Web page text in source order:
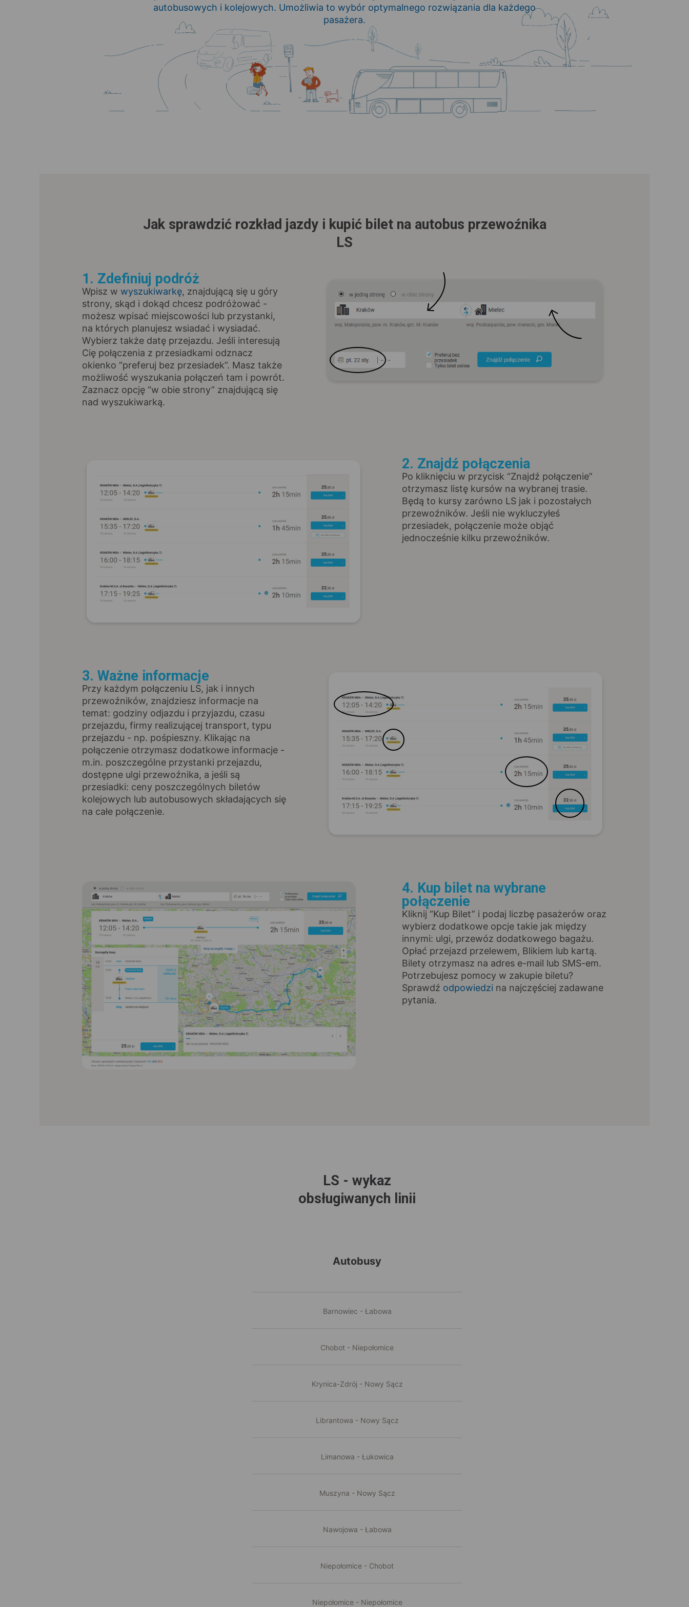
autobusowych i kolejowych. Umożliwia to wybór optymalnego rozwiązania dla każdego
pasażera.
Jak sprawdzić rozkład jazdy i kupić bilet na autobus przewoźnika
LS
1. Zdefiniuj podróż
Wpisz w wyszukiwarkę, znajdującą się u góry
strony, skąd i dokąd chcesz podróżować -
możesz wpisać miejscowości lub przystanki,
na których planujesz wsiadać i wysiadać.
Wybierz także datę przejazdu. Jeśli interesują
Cię połączenia z przesiadkami odznacz
okienko “preferuj bez przesiadek”. Masz także
możliwość wyszukania połączeń tam i powrót.
Zaznacz opcję “w obie strony” znajdującą się
nad wyszukiwarką.
2. Znajdź połączenia
Po kliknięciu w przycisk “Znajdź połączenie”
otrzymasz listę kursów na wybranej trasie.
Będą to kursy zarówno LS jak i pozostałych
przewoźników. Jeśli nie wykluczyłeś
przesiadek, połączenie może objąć
jednocześnie kilku przewoźników.
3. Ważne informacje
Przy każdym połączeniu LS, jak i innych
przewoźników, znajdziesz informacje na
temat: godziny odjazdu i przyjazdu, czasu
przejazdu, firmy realizującej transport, typu
przejazdu - np. pośpieszny. Klikając na
połączenie otrzymasz dodatkowe informacje -
m.in. poszczególne przystanki przejazdu,
dostępne ulgi przewoźnika, a jeśli są
przesiadki: ceny poszczególnych biletów
kolejowych lub autobusowych składających się
na całe połączenie.
4. Kup bilet na wybrane
połączenie
Kliknij “Kup Bilet” i podaj liczbę pasażerów oraz
wybierz dodatkowe opcje takie jak między
innymi: ulgi, przewóz dodatkowego bagażu.
Opłać przejazd przelewem, Blikiem lub kartą.
Bilety otrzymasz na adres e-mail lub SMS-em.
Potrzebujesz pomocy w zakupie biletu?
Sprawdź odpowiedzi na najczęściej zadawane
pytania.
LS - wykaz
obsługiwanych linii
Autobusy
Barnowiec - Łabowa
Chobot - Niepołomice
Krynica-Zdrój - Nowy Sącz
Librantowa - Nowy Sącz
Limanowa - Łukowica
Muszyna - Nowy Sącz
Nawojowa - Łabowa
Niepołomice - Chobot
Niepołomice - Niepołomice